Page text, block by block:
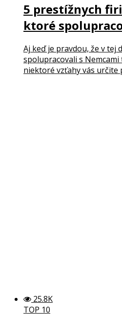
5 prestížnych
ktoré
Aj keď je pravdou, že v tej
spolupracovali s
niektoré vzťahy vás určite
25.8K
TOP 10